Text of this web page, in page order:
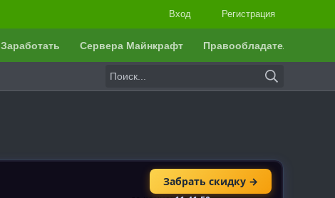
Вход Регистрация
Заработать Сервера Майнкрафт Правообладателям